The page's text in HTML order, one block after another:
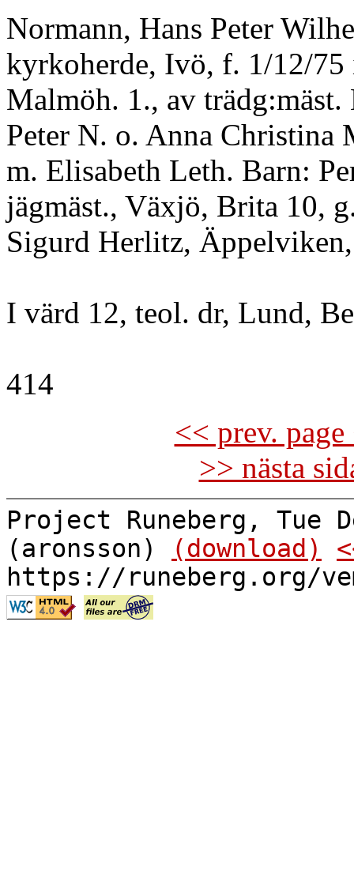
Normann, Hans Peter
kyrkoherde, Ivö, f. 1/12/75
Malmöh. 1., av trädg:mäst.
Peter N. o. Anna Christina
m. Elisabeth Leth. Barn:
jägmäst., Växjö, Brita 10,
Sigurd Herlitz,
I värd 12, teol. dr, Lund,
414
<< prev.
>> nästa
Project Runeberg, Tue
(aronsson)
(download)
https://runeberg.org/